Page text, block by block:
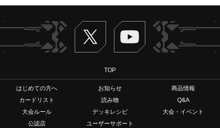
Twitter ヴァンガードch
TOP
はじめての方へ お知らせ
商品情報
カードリスト
読み物
Q&A
大会ルール
デッキレシピ
大会・イベント
公認店
ユーザーサポート